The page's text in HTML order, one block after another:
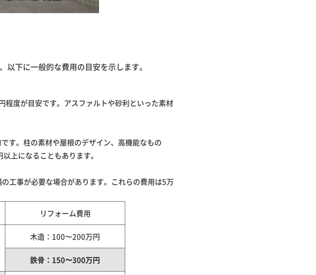
下に一般的な費用の目安を示します。
度が目安です。アスファルトや砂利といった素材
す。柱の素材や屋根のデザイン、高機能なもの
上になることもあります。
工事が必要な場合があります。これらの費用は5万
リフォーム費用
木造：100〜200万円
鉄骨：150〜300万円